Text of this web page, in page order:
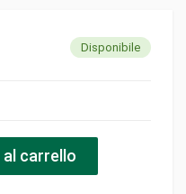
Disponibile
al carrello